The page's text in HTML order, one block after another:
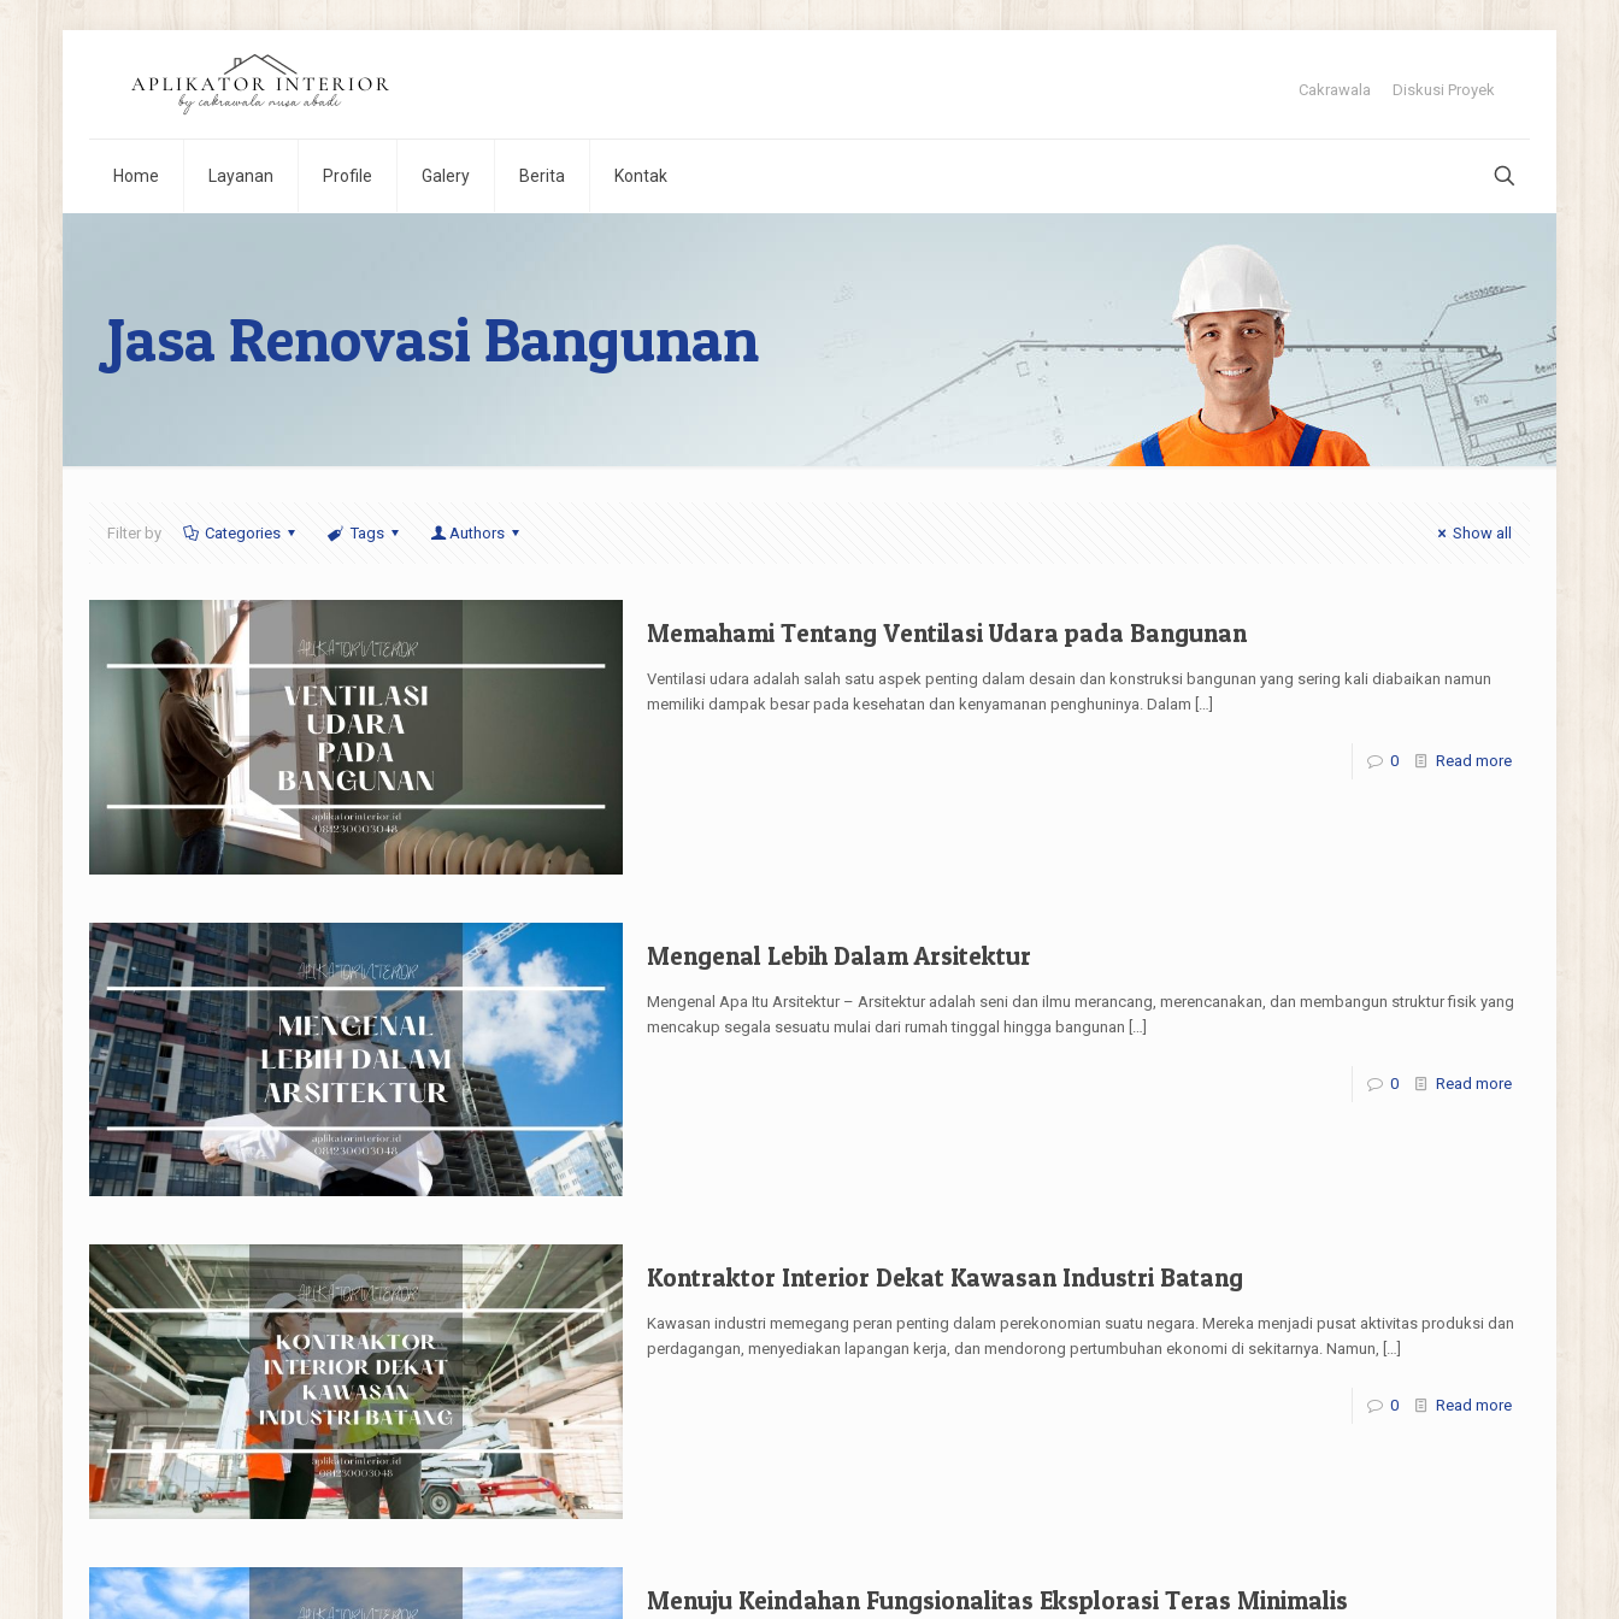
Home Layanan Profile Galery Berita Kontak
Cakrawala Diskusi Proyek
Jasa Renovasi Bangunan
Filter by Categories Tags Authors Show all
Memahami Tentang Ventilasi Udara pada Bangunan
Ventilasi udara adalah salah satu aspek penting dalam desain dan konstruksi bangunan yang sering kali diabaikan namun
memiliki dampak besar pada kesehatan dan kenyamanan penghuninya. Dalam […]
0 Read more
Mengenal Lebih Dalam Arsitektur
Mengenal Apa Itu Arsitektur – Arsitektur adalah seni dan ilmu merancang, merencanakan, dan membangun struktur fisik yang
mencakup segala sesuatu mulai dari rumah tinggal hingga bangunan […]
0 Read more
Kontraktor Interior Dekat Kawasan Industri Batang
Kawasan industri memegang peran penting dalam perekonomian suatu negara. Mereka menjadi pusat aktivitas produksi dan
perdagangan, menyediakan lapangan kerja, dan mendorong pertumbuhan ekonomi di sekitarnya. Namun, […]
0 Read more
Menuju Keindahan Fungsionalitas Eksplorasi Teras Minimalis